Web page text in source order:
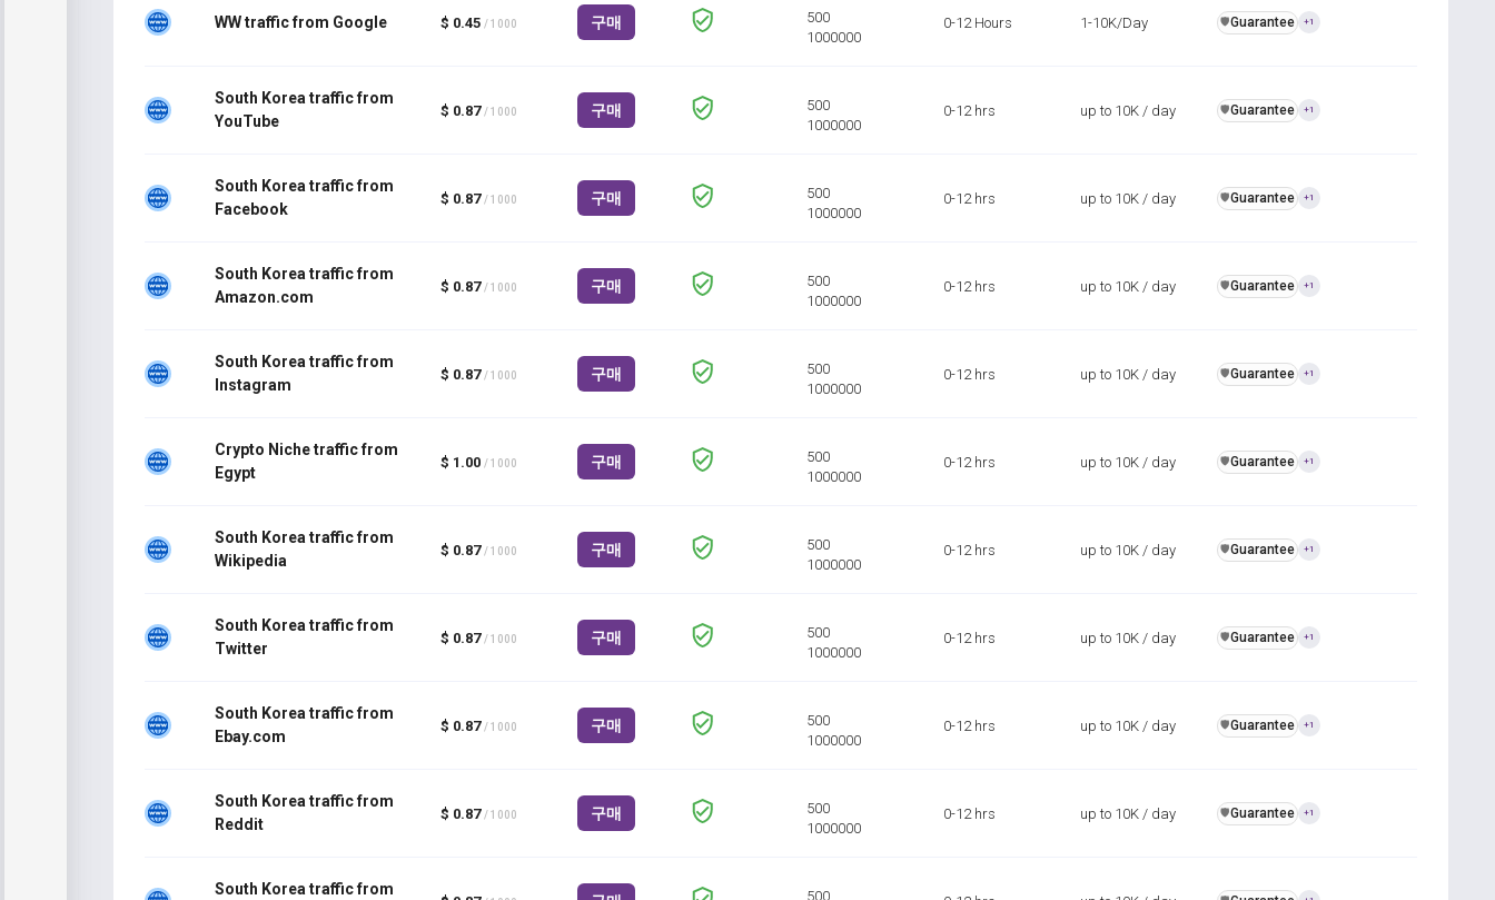
WW traffic from Google $ 0.45 / 1000 구매
500
1000000
0-12 Hours 1-10K/Day ️🛡️Guarantee +1
South Korea traffic from
YouTube
$ 0.87 / 1000 구매
500
1000000
0-12 hrs up to 10K / day ️🛡️Guarantee +1
South Korea traffic from
Facebook
$ 0.87 / 1000 구매
500
1000000
0-12 hrs up to 10K / day ️🛡️Guarantee +1
South Korea traffic from
Amazon.com
$ 0.87 / 1000 구매
500
1000000
0-12 hrs up to 10K / day ️🛡️Guarantee +1
South Korea traffic from
Instagram
$ 0.87 / 1000 구매
500
1000000
0-12 hrs up to 10K / day ️🛡️Guarantee +1
Crypto Niche traffic from
Egypt
$ 1.00 / 1000 구매
500
1000000
0-12 hrs up to 10K / day ️🛡️Guarantee +1
South Korea traffic from
Wikipedia
$ 0.87 / 1000 구매
500
1000000
0-12 hrs up to 10K / day ️🛡️Guarantee +1
South Korea traffic from
Twitter
$ 0.87 / 1000 구매
500
1000000
0-12 hrs up to 10K / day ️🛡️Guarantee +1
South Korea traffic from
Ebay.com
$ 0.87 / 1000 구매
500
1000000
0-12 hrs up to 10K / day ️🛡️Guarantee +1
South Korea traffic from
Reddit
$ 0.87 / 1000 구매
500
1000000
0-12 hrs up to 10K / day ️🛡️Guarantee +1
South Korea traffic from
500